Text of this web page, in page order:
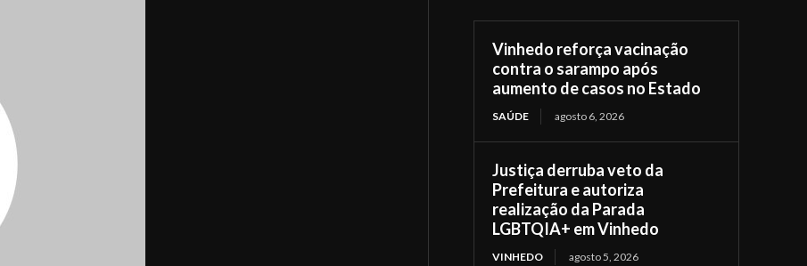
Vinhedo reforça vacinação
contra o sarampo após
aumento de casos no Estado
SAÚDE agosto 6, 2026
Justiça derruba veto da
Prefeitura e autoriza
realização da Parada
LGBTQIA+ em Vinhedo
VINHEDO agosto 5, 2026